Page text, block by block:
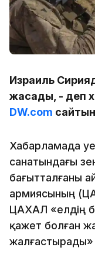
Израиль
жасады, - деп
DW.com
Хабарламада
санатындағы
бағытталғаны
армиясының
ЦАХАЛ «елдің
қажет болған
жалғастырады»